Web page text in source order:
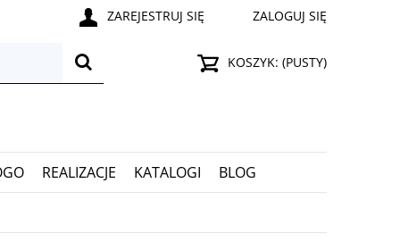
ZAREJESTRUJ SIĘ ZALOGUJ SIĘ
KOSZYK: (PUSTY)
REALIZACJE KATALOGI
BLOG